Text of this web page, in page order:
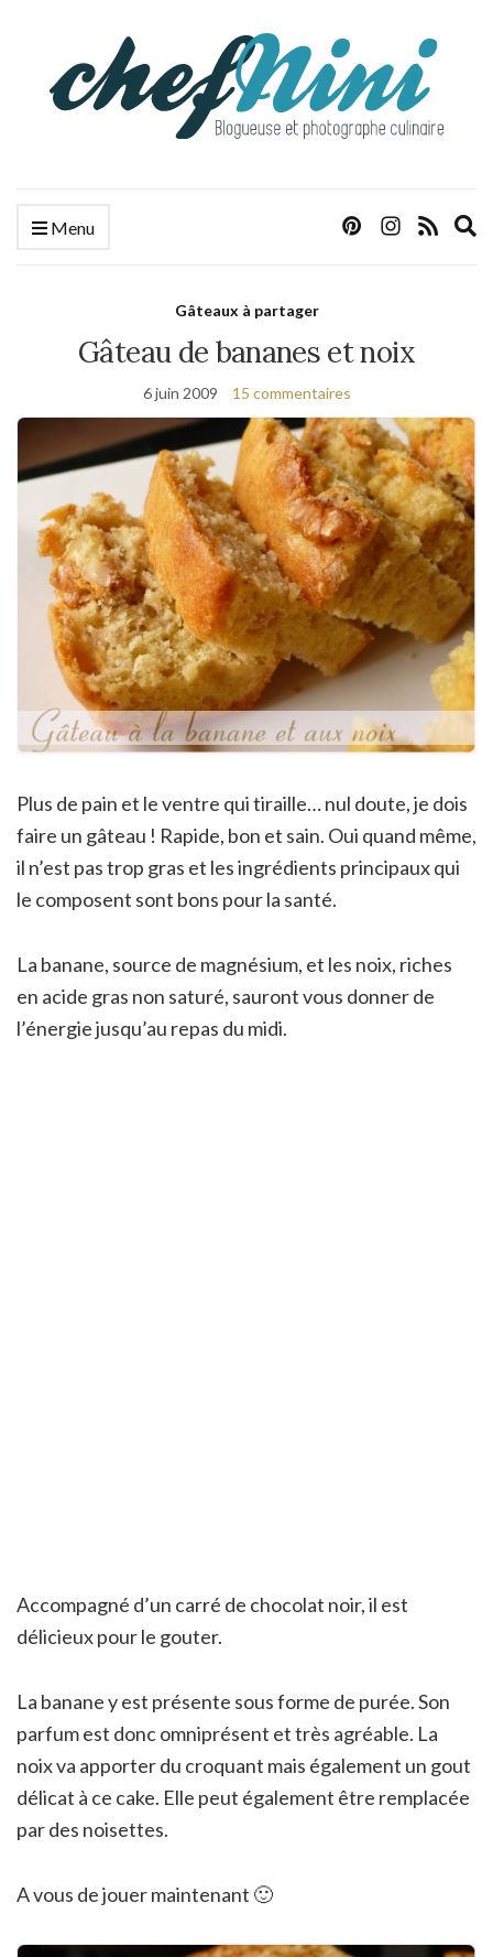
Menu
Gâteaux à partager
Gâteau de bananes et noix
6 juin 2009 15 commentaires
Plus de pain et le ventre qui tiraille… nul doute, je dois
faire un gâteau ! Rapide, bon et sain. Oui quand même,
il n’est pas trop gras et les ingrédients principaux qui
le composent sont bons pour la santé.
La banane, source de magnésium, et les noix, riches
en acide gras non saturé, sauront vous donner de
l’énergie jusqu’au repas du midi.
Accompagné d’un carré de chocolat noir, il est
délicieux pour le gouter.
La banane y est présente sous forme de purée. Son
parfum est donc omniprésent et très agréable. La
noix va apporter du croquant mais également un gout
délicat à ce cake. Elle peut également être remplacée
par des noisettes.
A vous de jouer maintenant 🙂